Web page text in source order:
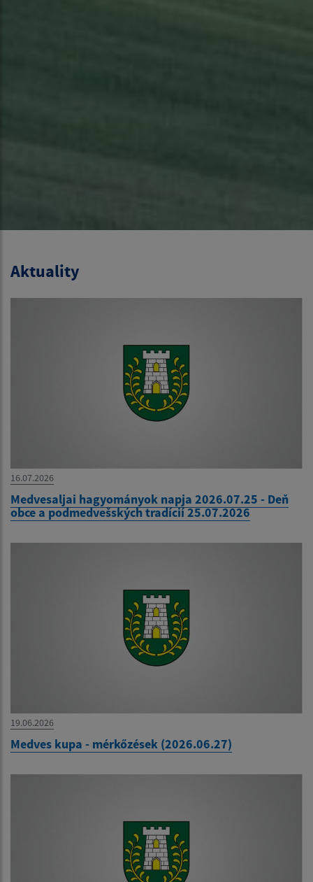
Aktuality
16.07.2026
Medvesaljai hagyományok napja 2026.07.25 - Deň
obce a podmedvešských tradícií 25.07.2026
19.06.2026
Medves kupa - mérkőzések (2026.06.27)